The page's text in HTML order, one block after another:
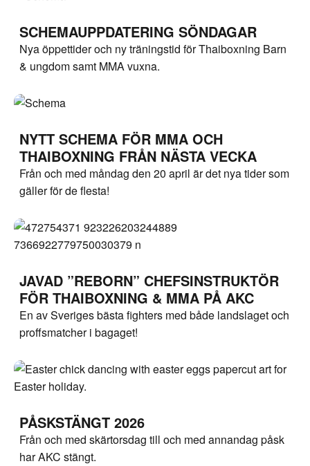
SCHEMAUPPDATERING SÖNDAGAR
Nya öppettider och ny träningstid för Thaiboxning Barn
& ungdom samt MMA vuxna.
NYTT SCHEMA FÖR MMA OCH
THAIBOXNING FRÅN NÄSTA VECKA
Från och med måndag den 20 april är det nya tider som
gäller för de flesta!
JAVAD ”REBORN” CHEFSINSTRUKTÖR
FÖR THAIBOXNING & MMA PÅ AKC
En av Sveriges bästa fighters med både landslaget och
proffsmatcher i bagaget!
PÅSKSTÄNGT 2026
Från och med skärtorsdag till och med annandag påsk
har AKC stängt.